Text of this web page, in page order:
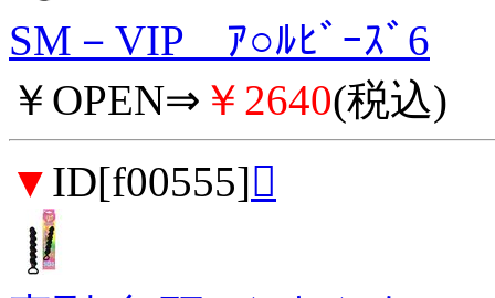
SM－VIP ｱ○ﾙﾋﾞｰｽﾞ6
￥OPEN⇒ ￥2640(税込)
▼ ID[f00555]